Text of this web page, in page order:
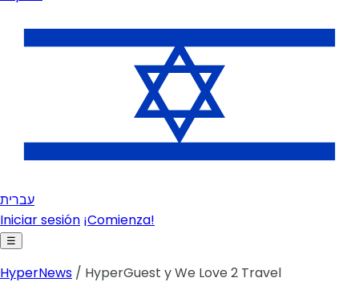
עברית
Iniciar sesión ¡Comienza!
☰
HyperNews / HyperGuest y We Love 2 Travel